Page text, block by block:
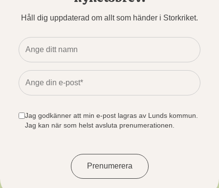
Håll dig uppdaterad om allt som händer i Storkriket.
Jag godkänner att min e-post lagras av Lunds kommun.
Jag kan när som helst avsluta prenumerationen.
Prenumerera